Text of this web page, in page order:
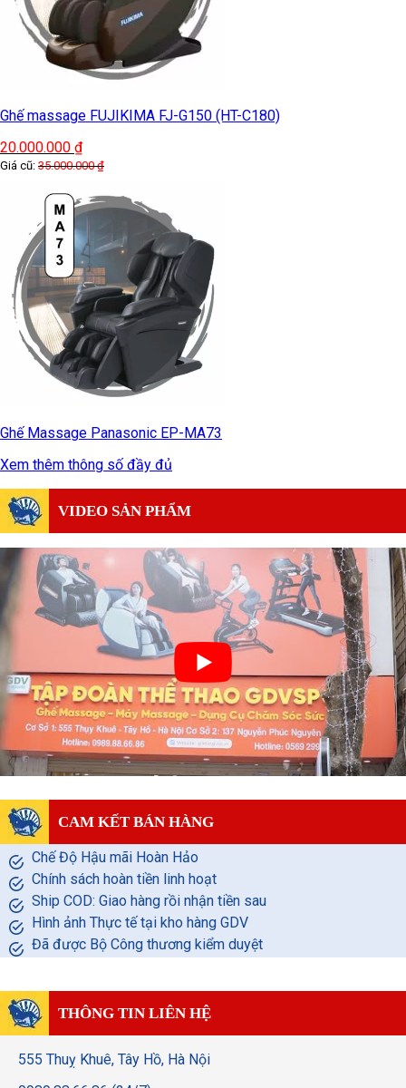
Ghế massage FUJIKIMA FJ-G150 (HT-C180)
20.000.000 ₫
Giá cũ: 35.000.000₫
Ghế Massage Panasonic EP-MA73
Xem thêm thông số đầy đủ
VIDEO SẢN PHẨM
CAM KẾT BÁN HÀNG
Chế Độ Hậu mãi Hoàn Hảo
Chính sách hoàn tiền linh hoạt
Ship COD: Giao hàng rồi nhận tiền sau
Hình ảnh Thực tế tại kho hàng GDV
Đã được Bộ Công thương kiểm duyệt
THÔNG TIN LIÊN HỆ
555 Thuỵ Khuê, Tây Hồ, Hà Nội